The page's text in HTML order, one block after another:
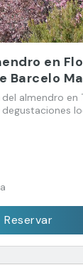
en
Barcelo
almendro en
Reservar